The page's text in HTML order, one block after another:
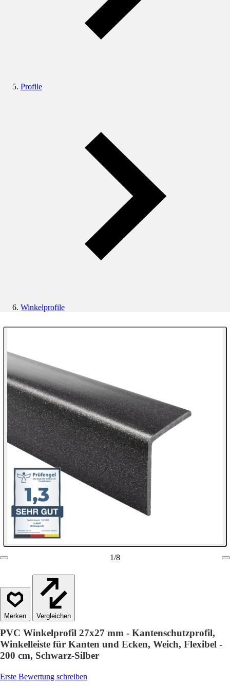
Profile
Winkelprofile
1/8
Vergleichen
PVC Winkelprofil 27x27 mm - Kantenschutzprofil,
Winkelleiste für Kanten und Ecken, Weich, Flexibel -
200 cm, Schwarz-Silber
Erste Bewertung schreiben